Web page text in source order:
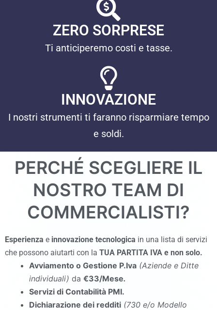
ZERO SORPRESE
Ti anticiperemo costi e tasse.
INNOVAZIONE
I nostri strumenti ti faranno risparmiare tempo
e soldi.
PERCHÉ SCEGLIERE IL
NOSTRO TEAM DI
COMMERCIALISTI?
Esperienza e innovazione tecnologica in una lista di servizi
che possono aiutarti con la TUA PARTITA IVA e non solo.
Avviamento o Gestione P.Iva (Aziende e Ditte
individuali) da €33/Mese.
Servizi di Contabilità PMI.
Dichiarazione dei redditi (730 e/o Modello